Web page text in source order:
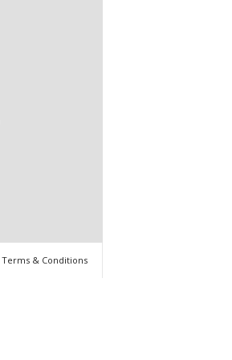
Terms & Conditions